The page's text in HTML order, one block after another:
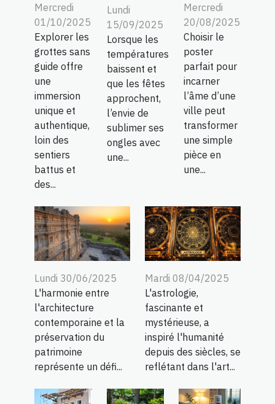
Mercredi
01/10/2025
Explorer les
grottes sans
guide offre
une
immersion
unique et
authentique,
loin des
sentiers
battus et
des...
Lundi
15/09/2025
Lorsque les
températures
baissent et
que les fêtes
approchent,
l’envie de
sublimer ses
ongles avec
une...
Mercredi
20/08/2025
Choisir le
poster
parfait pour
incarner
l’âme d’une
ville peut
transformer
une simple
pièce en
une...
Lundi 30/06/2025
L'harmonie entre
l'architecture
contemporaine et la
préservation du
patrimoine
représente un défi...
Mardi 08/04/2025
L'astrologie,
fascinante et
mystérieuse, a
inspiré l'humanité
depuis des siècles, se
reflétant dans l'art...